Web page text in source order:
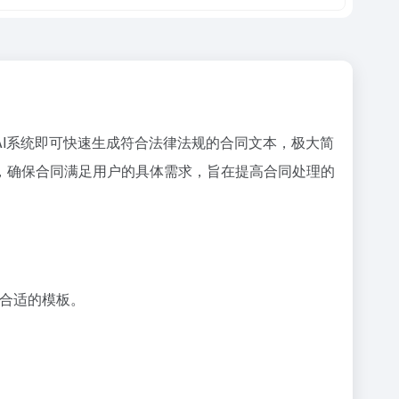
统即可快速生成符合法律法规的合同文本，极大简
保合同满足用户的具体需求，旨在提高合同处理的
的模板。